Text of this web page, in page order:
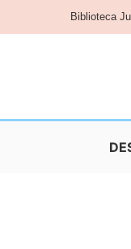
content
Biblioteca